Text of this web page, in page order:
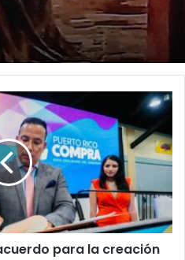
para la creación